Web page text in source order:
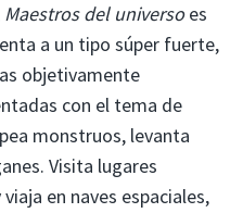
Maestros del universoes
a un tipo súper fuerte,
objetivamente
con el tema de
monstruos, levanta
Visita lugares
en naves espaciales,